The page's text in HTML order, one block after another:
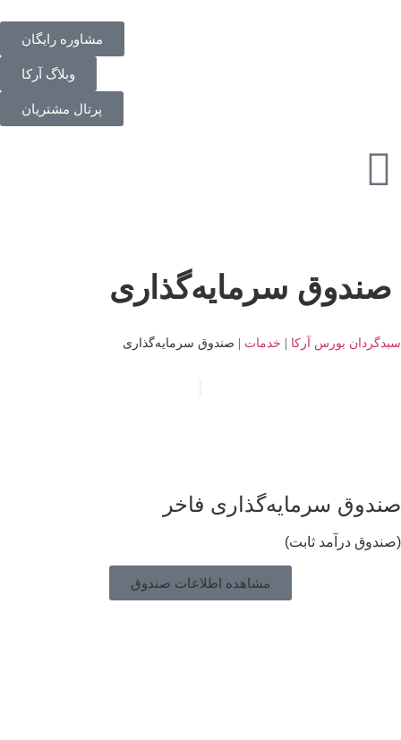
مشاوره رایگان
وبلاگ آرکا
پرتال مشتریان
ﺻﻨﺪوق ﺳﺮﻣﺎﯾﻪ‌ﮔﺬاری
بورس آرکا| خدمات| ﺻﻨﺪوق ﺳﺮﻣﺎﯾﻪ‌ﮔﺬاری
سرمایه‌گذاری فاخر
درآمد ثابت)
مشاهده اطلاعات صندوق